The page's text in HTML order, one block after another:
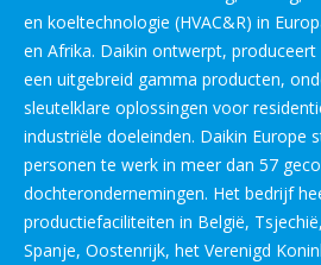
en koeltechnologie (HVAC&R) in
en Afrika. Daikin ontwerpt,
een uitgebreid gamma producten,
sleutelklare oplossingen voor
industriële doeleinden. Daikin Europe
personen te werk in meer dan 57
dochterondernemingen. Het bedrijf
productiefaciliteiten in België,
Spanje, Oostenrijk, het Verenigd